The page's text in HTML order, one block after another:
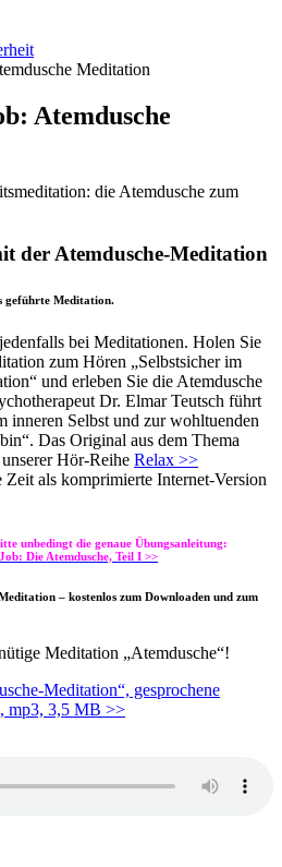
Meditation
Atemdusche
die Atemdusche zum
der Atemdusche-Meditation
geführte Meditation.
bei Meditationen. Holen Sie
zum Hören „Selbstsicher im
und erleben Sie die Atemdusche
Dr. Elmar Teutsch führt
inneren Selbst und zur wohltuenden
Das Original aus dem Thema
Hör-Reihe Relax >>
als komprimierte Internet-Version
unbedingt die genaue Übungsanleitung:
Die Atemdusche, Teil I >>
– kostenlos zum Downloaden und zum
Meditation „Atemdusche“!
Meditation“, gesprochene
mp3, 3,5 MB >>